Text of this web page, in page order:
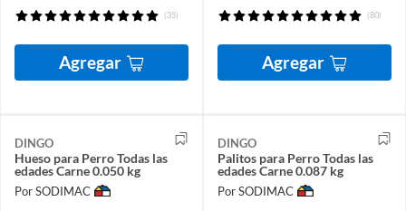
(35)
Agregar
(80)
Agregar
DINGO
Hueso para Perro Todas las
edades Carne 0.050 kg
Por SODIMAC
DINGO
Palitos para Perro Todas las
edades Carne 0.087 kg
Por SODIMAC